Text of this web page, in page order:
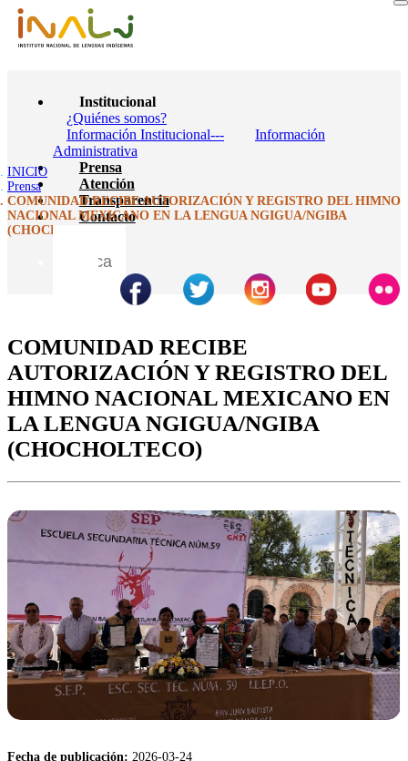
Institucional
¿Quiénes somos?
Información Institucional---
Información
Administrativa
Prensa
Atención
Transparencia
Contacto
INICIO
Prensa
COMUNIDAD RECIBE AUTORIZACIÓN Y REGISTRO DEL HIMNO
NACIONAL MEXICANO EN LA LENGUA NGIGUA/NGIBA
(CHOCHOLTECO)
COMUNIDAD RECIBE
AUTORIZACIÓN Y REGISTRO DEL
HIMNO NACIONAL MEXICANO EN
LA LENGUA NGIGUA/NGIBA
(CHOCHOLTECO)
Fecha de publicación: 2026-03-24